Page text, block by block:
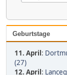
Geburtstage
11. April:
(27)
12. April: